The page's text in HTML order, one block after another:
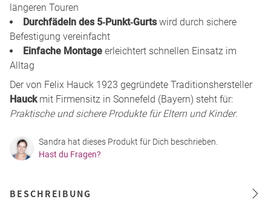
längeren Touren
Durchfädeln des 5‑Punkt‑Gurtswird durch sichere
Befestigung vereinfacht
Einfache Montage erleichtert schnellen Einsatz im
Alltag
Der von Felix Hauck 1923 gegründete Traditionshersteller
Hauckmit Firmensitz in Sonnefeld (Bayern) steht für:
Praktische und sichere Produkte für Eltern und Kinder.
Sandra hat dieses Produkt für Dich beschrieben.
Hast du Fragen?
BESCHREIBUNG